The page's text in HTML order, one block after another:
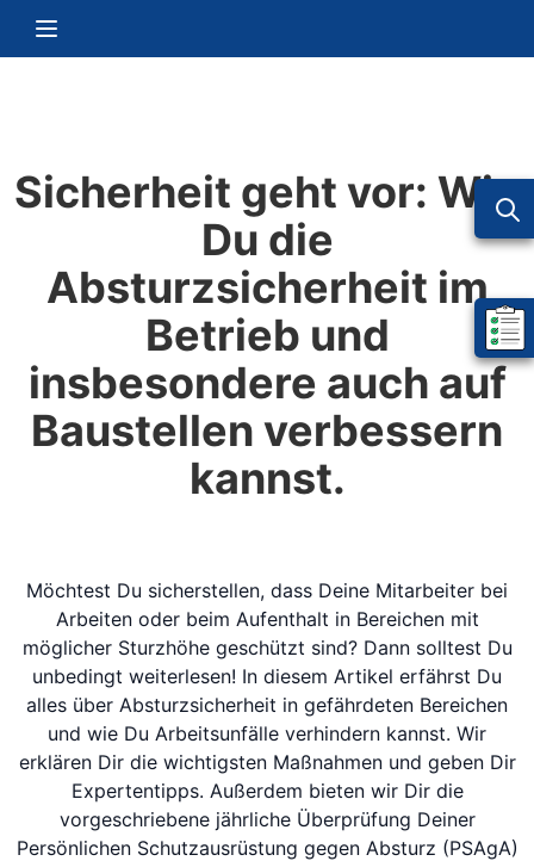
Navigation umschalten
Mein
Sicherheit geht vor: Wie
Du die
Absturzsicherheit im
Betrieb und
insbesondere auch auf
Baustellen verbessern
kannst.
Möchtest Du sicherstellen, dass Deine Mitarbeiter bei
Arbeiten oder beim Aufenthalt in Bereichen mit
möglicher Sturzhöhe geschützt sind? Dann solltest Du
unbedingt weiterlesen! In diesem Artikel erfährst Du
alles über Absturzsicherheit in gefährdeten Bereichen
und wie Du Arbeitsunfälle verhindern kannst. Wir
erklären Dir die wichtigsten Maßnahmen und geben Dir
Expertentipps. Außerdem bieten wir Dir die
vorgeschriebene jährliche Überprüfung Deiner
Persönlichen Schutzausrüstung gegen Absturz (PSAgA)